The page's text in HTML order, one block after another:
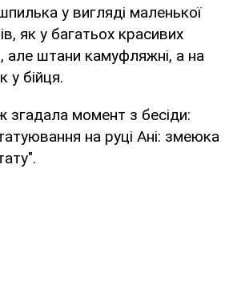
у вигляді маленької
як у багатьох красивих
але штани камуфляжні, а на
у бійця.
згадала момент з бесіди:
на руці Ані: змеюка